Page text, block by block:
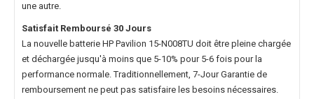
une autre.
Satisfait Remboursé 30 Jours
La nouvelle batterie HP Pavilion 15-N008TU doit être pleine chargée
et déchargée jusqu'à moins que 5-10% pour 5-6 fois pour la
performance normale. Traditionnellement, 7-Jour Garantie de
remboursement ne peut pas satisfaire les besoins nécessaires.